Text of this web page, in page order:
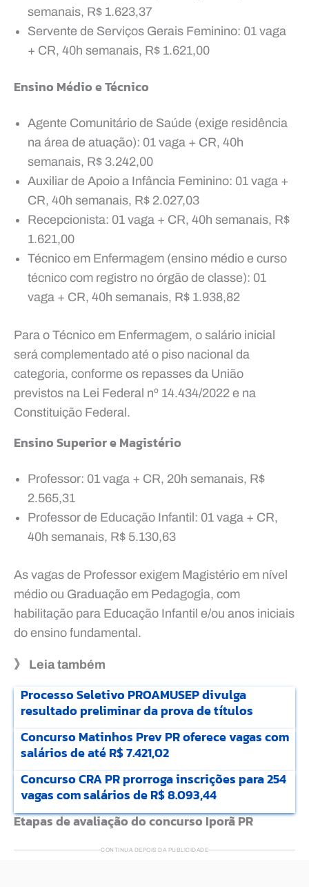
semanais, R$ 1.623,37
Servente de Serviços Gerais Feminino: 01 vaga
+ CR, 40h semanais, R$ 1.621,00
Ensino Médio e Técnico
Agente Comunitário de Saúde (exige residência
na área de atuação): 01 vaga + CR, 40h
semanais, R$ 3.242,00
Auxiliar de Apoio a Infância Feminino: 01 vaga +
CR, 40h semanais, R$ 2.027,03
Recepcionista: 01 vaga + CR, 40h semanais, R$
1.621,00
Técnico em Enfermagem (ensino médio e curso
técnico com registro no órgão de classe): 01
vaga + CR, 40h semanais, R$ 1.938,82
Para o Técnico em Enfermagem, o salário inicial
será complementado até o piso nacional da
categoria, conforme os repasses da União
previstos na Lei Federal nº 14.434/2022 e na
Constituição Federal.
Ensino Superior e Magistério
Professor: 01 vaga + CR, 20h semanais, R$
2.565,31
Professor de Educação Infantil: 01 vaga + CR,
40h semanais, R$ 5.130,63
As vagas de Professor exigem Magistério em nível
médio ou Graduação em Pedagogia, com
habilitação para Educação Infantil e/ou anos iniciais
do ensino fundamental.
》 Leia também
Processo Seletivo PROAMUSEP divulga
resultado preliminar da prova de títulos
Concurso Matinhos Prev PR oferece vagas com
salários de até R$ 7.421,02
Concurso CRA PR prorroga inscrições para 254
vagas com salários de R$ 8.093,44
Etapas de avaliação do concurso Iporã PR
CONTINUA DEPOIS DA PUBLICIDADE